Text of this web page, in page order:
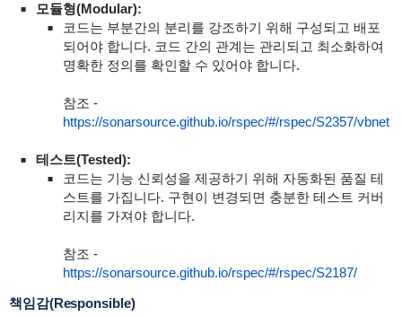
모듈형(Modular):
코드는 부분간의 분리를 강조하기 위해 구성되고 배포
되어야 합니다. 코드 간의 관계는 관리되고 최소화하여
명확한 정의를 확인할 수 있어야 합니다.
참조 -
https://sonarsource.github.io/rspec/#/rspec/S2357/vbnet
테스트(Tested):
코드는 기능 신뢰성을 제공하기 위해 자동화된 품질 테
스트를 가집니다. 구현이 변경되면 충분한 테스트 커버
리지를 가져야 합니다.
참조 -
https://sonarsource.github.io/rspec/#/rspec/S2187/
책임감(Responsible)